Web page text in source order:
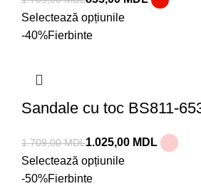
Selectează opțiunile
-40%Fierbinte
Sandale cu toc BS811-
1.709,00MDL1.025,00 MDL
Selectează opțiunile
-50%Fierbinte